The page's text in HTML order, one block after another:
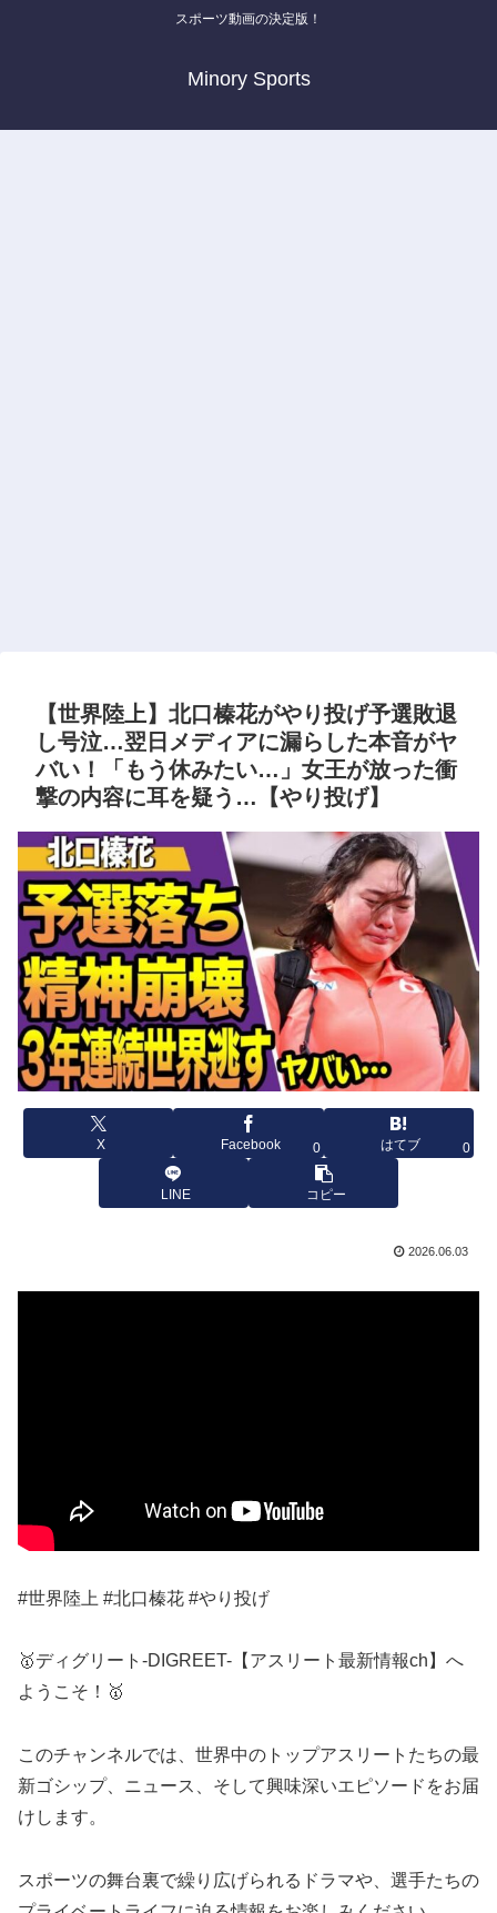
スポーツ動画の決定版！
Minory Sports
【世界陸上】北口榛花がやり投げ予選敗退
し号泣…翌日メディアに漏らした本音がヤ
バい！「もう休みたい…」女王が放った衝
撃の内容に耳を疑う…【やり投げ】
X Facebook 0 はてブ 0
LINE コピー
2026.06.03
#世界陸上 #北口榛花 #やり投げ
🥇ディグリート-DIGREET-【アスリート最新情報ch】へ
ようこそ！🥇
このチャンネルでは、世界中のトップアスリートたちの最
新ゴシップ、ニュース、そして興味深いエピソードをお届
けします。
スポーツの舞台裏で繰り広げられるドラマや、選手たちの